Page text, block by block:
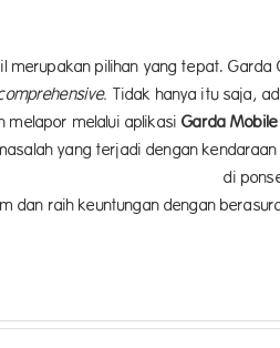
merupakan pilihan yang tepat. Garda
Tidak hanya itu saja,
melapor melalui aplikasiGarda
yang terjadi dengan kendaraan
Anda
dan raih keuntungan dengan